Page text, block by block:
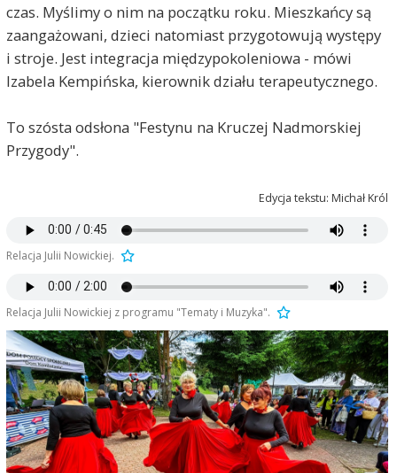
czas. Myślimy o nim na początku roku. Mieszkańcy są
zaangażowani, dzieci natomiast przygotowują występy
i stroje. Jest integracja międzypokoleniowa - mówi
Izabela Kempińska, kierownik działu terapeutycznego.
To szósta odsłona "Festynu na Kruczej Nadmorskiej
Przygody".
Edycja tekstu: Michał Król
Relacja Julii Nowickiej.
Relacja Julii Nowickiej z programu "Tematy i Muzyka".